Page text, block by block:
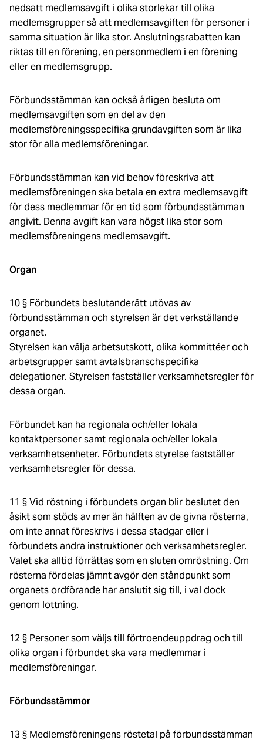
nedsatt medlemsavgift i olika storlekar till olika
medlemsgrupper så att medlemsavgiften för personer i
samma situation är lika stor. Anslutningsrabatten kan
riktas till en förening, en personmedlem i en förening
eller en medlemsgrupp.
Förbundsstämman kan också årligen besluta om
medlemsavgiften som en del av den
medlemsföreningsspecifika grundavgiften som är lika
stor för alla medlemsföreningar.
Förbundsstämman kan vid behov föreskriva att
medlemsföreningen ska betala en extra medlemsavgift
för dess medlemmar för en tid som förbundsstämman
angivit. Denna avgift kan vara högst lika stor som
medlemsföreningens medlemsavgift.
Organ
10 § Förbundets beslutanderätt utövas av
förbundsstämman och styrelsen är det verkställande
organet.
Styrelsen kan välja arbetsutskott, olika kommittéer och
arbetsgrupper samt avtalsbranschspecifika
delegationer. Styrelsen fastställer verksamhetsregler för
dessa organ.
Förbundet kan ha regionala och/eller lokala
kontaktpersoner samt regionala och/eller lokala
verksamhetsenheter. Förbundets styrelse fastställer
verksamhetsregler för dessa.
11 § Vid röstning i förbundets organ blir beslutet den
åsikt som stöds av mer än hälften av de givna rösterna,
om inte annat föreskrivs i dessa stadgar eller i
förbundets andra instruktioner och verksamhetsregler.
Valet ska alltid förrättas som en sluten omröstning. Om
rösterna fördelas jämnt avgör den ståndpunkt som
organets ordförande har anslutit sig till, i val dock
genom lottning.
12 § Personer som väljs till förtroendeuppdrag och till
olika organ i förbundet ska vara medlemmar i
medlemsföreningar.
Förbundsstämmor
13 § Medlemsföreningens röstetal på förbundsstämman